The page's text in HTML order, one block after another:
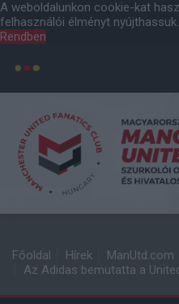
A weboldalunkon cookie-kat
felhasználói élményt nyújthassuk.
Rendben
Főoldal Hírek
ManUtd.com
Az Adidas bemutatta a